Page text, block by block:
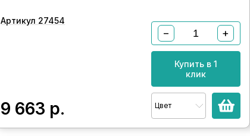
Артикул 27454
9 663 р.
− +
Купить в 1
клик
Цвет